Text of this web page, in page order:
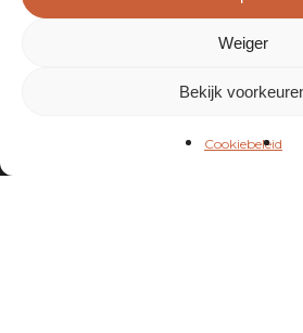
Weiger
Bekijk
Cookiebeleid